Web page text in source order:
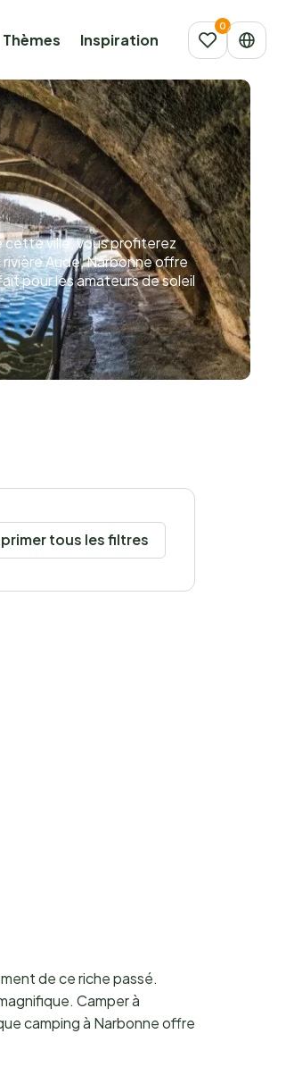
Thèmes Inspiration
cette ville, vous profiterez
Aude, Narbonne offre
pour les amateurs de soleil
tous les filtres
de ce riche passé.
Camper à
camping à Narbonne offre